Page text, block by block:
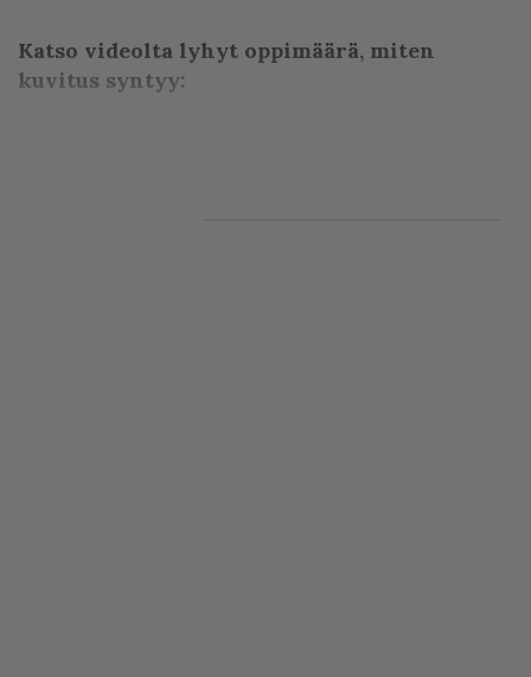
Katso videolta lyhyt oppimäärä, miten
kuvitus syntyy: